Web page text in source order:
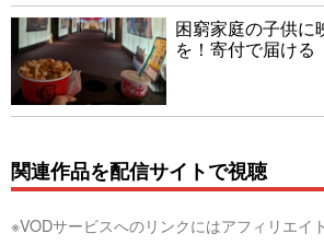
困窮家庭の子供に
を！寄付で届ける
関連作品を配信サイトで視聴
※VODサービスへのリンクにはアフィリエイ